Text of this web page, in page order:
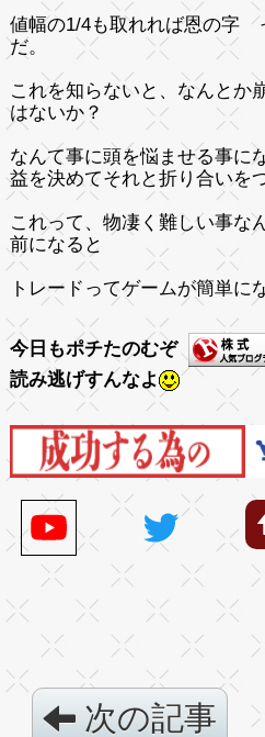
値幅の1/4も取れれば恩の字
だ。
これを知らないと、なんとか
はないか？
なんて事に頭を悩ませる事
益を決めてそれと折り合いを
これって、物凄く難しい事
前になると
トレードってゲームが簡単
今日もポチたのむぞ
読み逃げすんなよ
次の記事